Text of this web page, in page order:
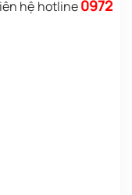
hệ hotline0972